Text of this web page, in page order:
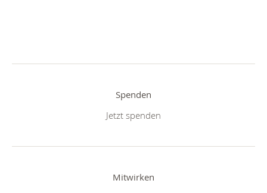
Spenden
Jetzt spenden
Mitwirken